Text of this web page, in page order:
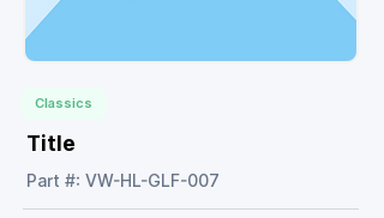
Classics
Title
Part #: VW-HL-GLF-007